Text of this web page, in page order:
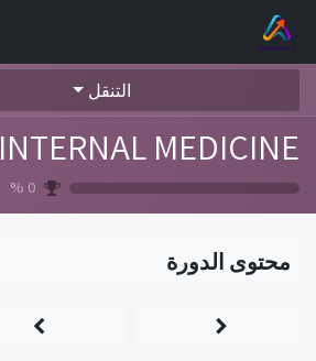
تخطي للذهاب إلى المحتوى
التنقل
INTERNAL MEDICINE
0
%
محتوى الدورة